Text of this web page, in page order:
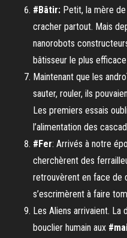
#Bâtir: Petit, la mère
cracher partout. Mais
nanorobots
bâtisseur le plus
Maintenant que les
sauter, rouler, ils
Les premiers essais
l’alimentation des
#Fer: Arrivés à notre
cherchèrent des
retrouvèrent en face de
s’escrimèrent à faire
Les Aliens arrivaient. La
bouclier humain aux